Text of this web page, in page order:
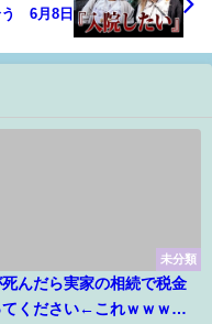
う 6月8日
未分類
んだら実家の相続で税金
ください←これｗｗｗｗ